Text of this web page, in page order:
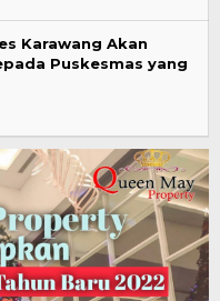
Karawang Akan
Puskesmas yang